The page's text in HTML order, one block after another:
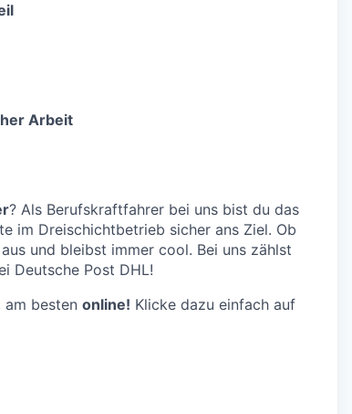
Arbeit
? Als Berufskraftfahrer bei uns bist du das
im Dreischichtbetrieb sicher ans Ziel. Ob
und bleibst immer cool. Bei uns zählst
Deutsche Post DHL!
am besten online! Klicke dazu einfach auf